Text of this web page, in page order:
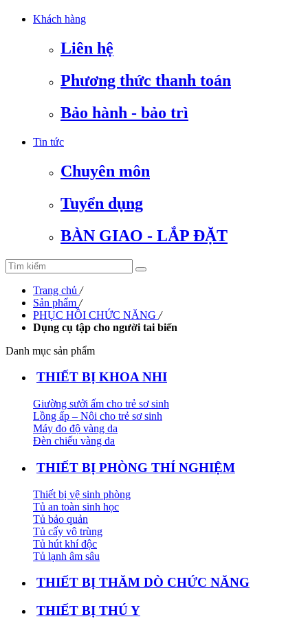
Khách hàng
Liên hệ
Phương thức thanh toán
Bảo hành - bảo trì
Tin tức
Chuyên môn
Tuyển dụng
BÀN GIAO - LẮP ĐẶT
Trang chủ /
Sản phẩm /
PHỤC HỒI CHỨC NĂNG /
Dụng cụ tập cho người tai biến
Danh mục sản phẩm
THIẾT BỊ KHOA NHI
Giường sưởi ấm cho trẻ sơ sinh
Lồng ấp – Nôi cho trẻ sơ sinh
Máy đo độ vàng da
Đèn chiếu vàng da
THIẾT BỊ PHÒNG THÍ NGHIỆM
Thiết bị vệ sinh phòng
Tủ an toàn sinh học
Tủ bảo quản
Tủ cấy vô trùng
Tủ hút khí độc
Tủ lạnh âm sâu
THIẾT BỊ THĂM DÒ CHỨC NĂNG
THIẾT BỊ THÚ Y